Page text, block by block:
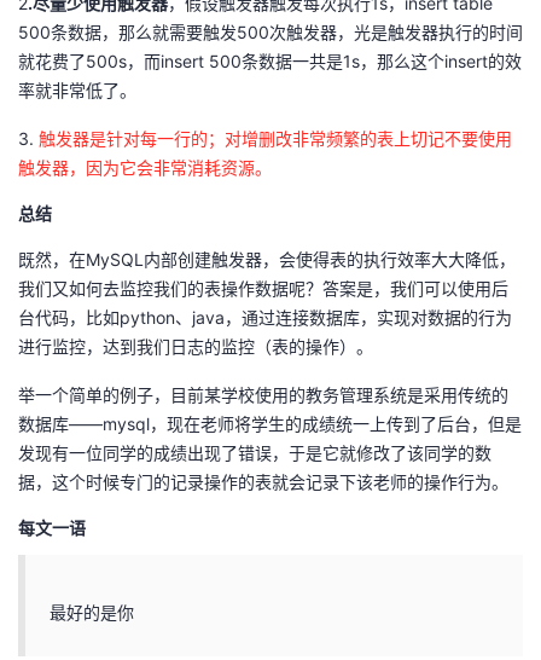
500条数据，那么就需要触发500次触发器，光是触发器执行的时间
就花费了500s，而insert 500条数据一共是1s，那么这个insert的效
率就非常低了。
3. 触发器是针对每一行的；对增删改非常频繁的表上切记不要使用
触发器，因为它会非常消耗资源。
总结
既然，在MySQL内部创建触发器，会使得表的执行效率大大降低，
我们又如何去监控我们的表操作数据呢？答案是，我们可以使用后
台代码，比如python、java，通过连接数据库，实现对数据的行为
进行监控，达到我们日志的监控（表的操作）。
举一个简单的例子，目前某学校使用的教务管理系统是采用传统的
数据库——mysql，现在老师将学生的成绩统一上传到了后台，但是
发现有一位同学的成绩出现了错误，于是它就修改了该同学的数
据，这个时候专门的记录操作的表就会记录下该老师的操作行为。
每文一语
最好的是你